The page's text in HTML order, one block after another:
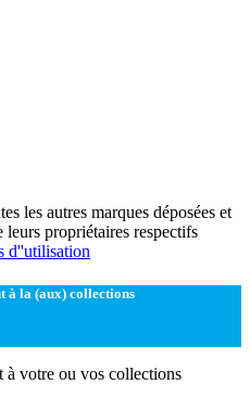
les autres marques déposées et
propriétaires respectifs
d''utilisation
à la (aux) collections
à votre ou vos collections